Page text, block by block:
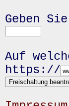
Geben
Auf
https://